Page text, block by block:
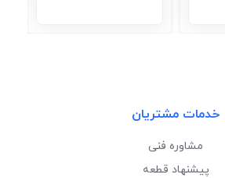
خدمات مشتریان
مشاوره فنی
پیشنهاد قطعه